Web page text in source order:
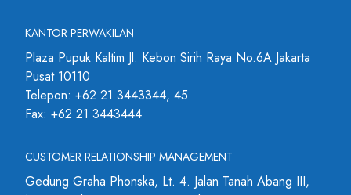
KANTOR PERWAKILAN
Plaza Pupuk Kaltim Jl. Kebon Sirih Raya No.6A Jakarta
Pusat 10110
Telepon: +62 21 3443344, 45
Fax: +62 21 3443444
CUSTOMER RELATIONSHIP MANAGEMENT
Gedung Graha Phonska, Lt. 4. Jalan Tanah Abang III,